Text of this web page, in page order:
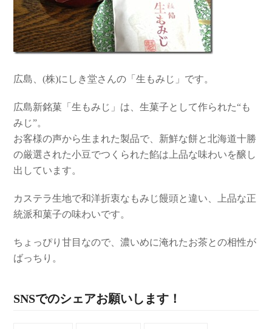
広島、(株)にしき堂さんの「生もみじ」です。
広島新銘菓「生もみじ」は、生菓子として作られた“も
みじ”。
お客様の声から生まれた製品で、新鮮な餅と北海道十勝
の厳選された小豆でつくられた餡は上品な味わいを醸し
出しています。
カステラ生地で和洋折衷なもみじ饅頭と違い、上品な正
統派和菓子の味わいです。
ちょっぴり甘目なので、濃いめに淹れたお茶との相性が
ばっちり。
SNSでのシェアお願いします！